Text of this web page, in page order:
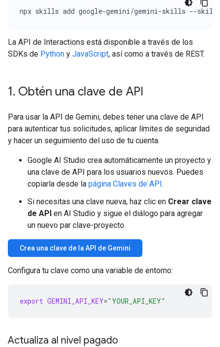
npx skills add google-gemini/gemini-skills --skill
La API de Interactions está disponible a través de los
SDKs de Python y JavaScript, así como a través de REST.
1. Obtén una clave de API
Para usar la API de Gemini, debes tener una clave de API
para autenticar tus solicitudes, aplicar límites de seguridad
y hacer un seguimiento del uso de tu cuenta.
Google AI Studio crea automáticamente un proyecto y
una clave de API para los usuarios nuevos. Puedes
copiarla desde la página Claves de API.
Si necesitas una clave nueva, haz clic en Crear clave
de API en AI Studio y sigue el diálogo para agregar
un nuevo par clave-proyecto.
Crea una clave de la API de Gemini
Configura tu clave como una variable de entorno:
export GEMINI_API_KEY="YOUR_API_KEY"
Actualiza al nivel pagado